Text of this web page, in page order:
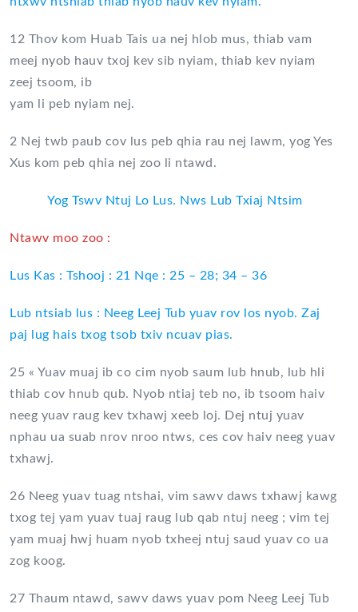
12 Thov kom Huab Tais ua nej hlob mus, thiab vam
meej nyob hauv txoj kev sib nyiam, thiab kev nyiam
zeej tsoom, ib
yam li peb nyiam nej.
2 Nej twb paub cov lus peb qhia rau nej lawm, yog Yes
Xus kom peb qhia nej zoo li ntawd.
Yog Tswv Ntuj Lo Lus. Nws Lub Txiaj Ntsim
Ntawv moo zoo :
Lus Kas : Tshooj : 21 Nqe : 25 – 28; 34 – 36
Lub ntsiab lus : Neeg Leej Tub yuav rov los nyob. Zaj
paj lug hais txog tsob txiv ncuav pias.
25 « Yuav muaj ib co cim nyob saum lub hnub, lub hli
thiab cov hnub qub. Nyob ntiaj teb no, ib tsoom haiv
neeg yuav raug kev txhawj xeeb loj. Dej ntuj yuav
nphau ua suab nrov nroo ntws, ces cov haiv neeg yuav
txhawj.
26 Neeg yuav tuag ntshai, vim sawv daws txhawj kawg
txog tej yam yuav tuaj raug lub qab ntuj neeg ; vim tej
yam muaj hwj huam nyob txheej ntuj saud yuav co ua
zog koog.
27 Thaum ntawd, sawv daws yuav pom Neeg Leej Tub